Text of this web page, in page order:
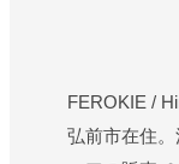
FEROKIE /
弘前市在住